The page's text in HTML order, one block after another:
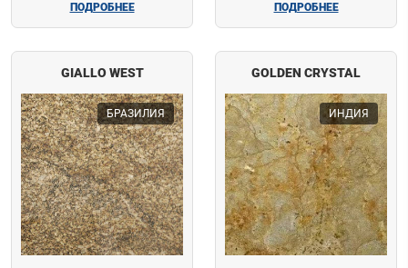
ПОДРОБНЕЕ ПОДРОБНЕЕ
GIALLO WEST
БРАЗИЛИЯ
GOLDEN CRYSTAL
ИНДИЯ